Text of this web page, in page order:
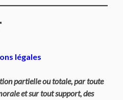
légales
partielle ou totale, par toute
et sur tout support, des